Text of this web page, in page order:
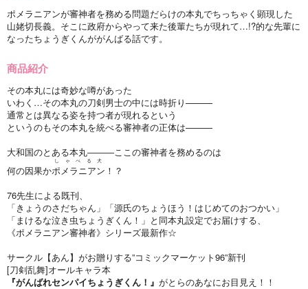
ポメラニアンが審神者を務める問題だらけの本丸でちっちゃく顕現した
山姥切長義。そこに政府からやって来た後輩たちが現れて…!?的な先輩に
なったちょうぎくんががんばる話です。
商品紹介
その本丸には奇妙な噂があった
いわく…その本丸の刀剣男士の中には時折り———
通常とは異なる姿を持つ者が現れるという
というのもその本丸を統べる審神者の正体は———
大和国のとある本丸―――ここの審神者を務めるのは
何の因果かポメラニアン
しゃべる犬
！？
76先生による既刊、
「きょうのさだちゃん」「源氏のちょうほう！はじめてのおつかい」
「まけるな泣き虫ちょうぎくん！」と同本丸設定でお届けする、
《ポメラニアン審神者》シリーズ最新作☆
サークル【あん】がお贈りする”コミックマーケット96”新刊
[刀剣乱舞]オールキャラ本
『がんばれセンパイちょうぎくん！』 がとらのあなにお目見え！！